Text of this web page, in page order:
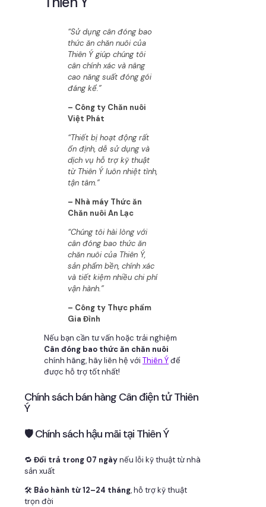
“Sử dụng cân đóng bao
thức ăn chăn nuôi của
Thiên Ý giúp chúng tôi
cân chính xác và nâng
cao năng suất đóng gói
đáng kể.”
– Công ty Chăn nuôi
Việt Phát
“Thiết bị hoạt động rất
ổn định, dễ sử dụng và
dịch vụ hỗ trợ kỹ thuật
từ Thiên Ý luôn nhiệt tình,
tận tâm.”
– Nhà máy Thức ăn
Chăn nuôi An Lạc
“Chúng tôi hài lòng với
cân đóng bao thức ăn
chăn nuôi của Thiên Ý,
sản phẩm bền, chính xác
và tiết kiệm nhiều chi phí
vận hành.”
– Công ty Thực phẩm
Gia Đình
Nếu bạn cần tư vấn hoặc trải nghiệm
Cân đóng bao thức ăn chăn nuôi
chính hãng, hãy liên hệ với Thiên Ýđể
được hỗ trợ tốt nhất!
Chính sách bán hàng Cân điện tử Thiên
Ý
🛡 Chính sách hậu mãi tại Thiên Ý
🔁 Đổi trả trong 07 ngàynếu lỗi kỹ thuật từ nhà
sản xuất
🛠 Bảo hành từ 12–24 tháng, hỗ trợ kỹ thuật
trọn đời